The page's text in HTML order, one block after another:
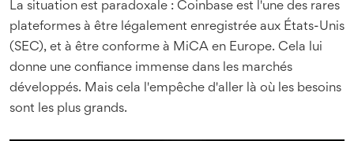
La situation est paradoxale : Coinbase est l'une des rares
plateformes à être légalement enregistrée aux États-Unis
(SEC), et à être conforme à MiCA en Europe. Cela lui
donne une confiance immense dans les marchés
développés. Mais cela l'empêche d'aller là où les besoins
sont les plus grands.